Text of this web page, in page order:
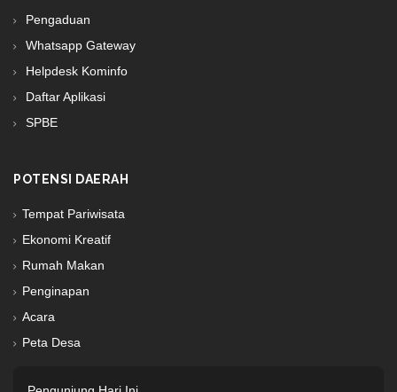
Pengaduan
Whatsapp Gateway
Helpdesk Kominfo
Daftar Aplikasi
SPBE
POTENSI DAERAH
Tempat Pariwisata
Ekonomi Kreatif
Rumah Makan
Penginapan
Acara
Peta Desa